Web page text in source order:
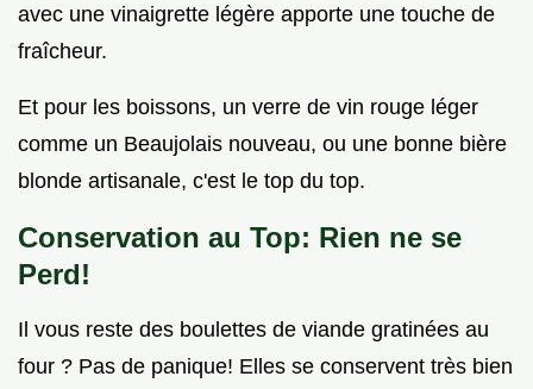
avec une vinaigrette légère apporte une touche de
fraîcheur.
Et pour les boissons, un verre de vin rouge léger
comme un Beaujolais nouveau, ou une bonne bière
blonde artisanale, c'est le top du top.
Conservation au Top: Rien ne se
Perd!
Il vous reste des boulettes de viande gratinées au
four ? Pas de panique! Elles se conservent très bien